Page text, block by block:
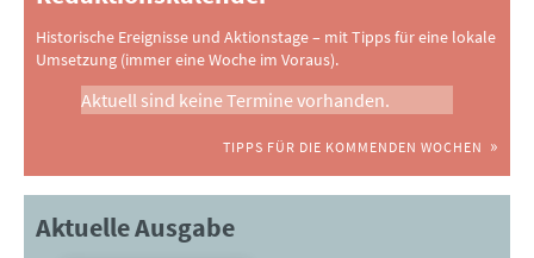
Historische Ereignisse und Aktionstage – mit Tipps für eine lokale
Umsetzung (immer eine Woche im Voraus).
Aktuell sind keine Termine vorhanden.
TIPPS FÜR DIE KOMMENDEN WOCHEN
Aktuelle Ausgabe